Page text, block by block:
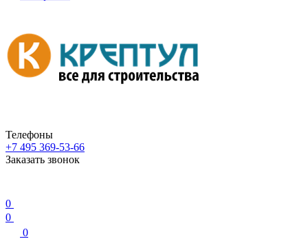
Телефоны
+7 495 369-53-66
Заказать звонок
0
0
0